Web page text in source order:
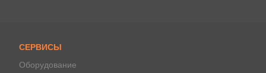
СЕРВИСЫ
Оборудование